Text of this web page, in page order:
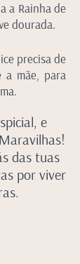
a Rainha de
dourada.
precisa de
a mãe, para
e
das tuas
por viver